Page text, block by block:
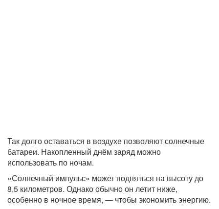
Так долго оставаться в воздухе позволяют солнечные
батареи. Накопленный днём заряд можно
использовать по ночам.
«Солнечный импульс» может подняться на высоту до
8,5 километров. Однако обычно он летит ниже,
особенно в ночное время, — чтобы экономить энергию.